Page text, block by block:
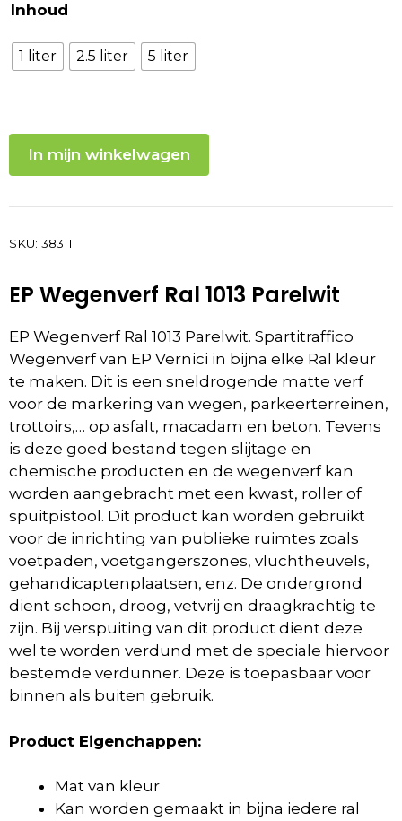
Inhoud
1 liter 2.5 liter 5 liter
In mijn winkelwagen
SKU: 38311
EP Wegenverf Ral 1013 Parelwit
EP Wegenverf Ral 1013 Parelwit. Spartitraffico
Wegenverf van EP Vernici in bijna elke Ral kleur
te maken. Dit is een sneldrogende matte verf
voor de markering van wegen, parkeerterreinen,
trottoirs,… op asfalt, macadam en beton. Tevens
is deze goed bestand tegen slijtage en
chemische producten en de wegenverf kan
worden aangebracht met een kwast, roller of
spuitpistool. Dit product kan worden gebruikt
voor de inrichting van publieke ruimtes zoals
voetpaden, voetgangerszones, vluchtheuvels,
gehandicaptenplaatsen, enz. De ondergrond
dient schoon, droog, vetvrij en draagkrachtig te
zijn. Bij verspuiting van dit product dient deze
wel te worden verdund met de speciale hiervoor
bestemde verdunner. Deze is toepasbaar voor
binnen als buiten gebruik.
Product Eigenchappen:
Mat van kleur
Kan worden gemaakt in bijna iedere ral